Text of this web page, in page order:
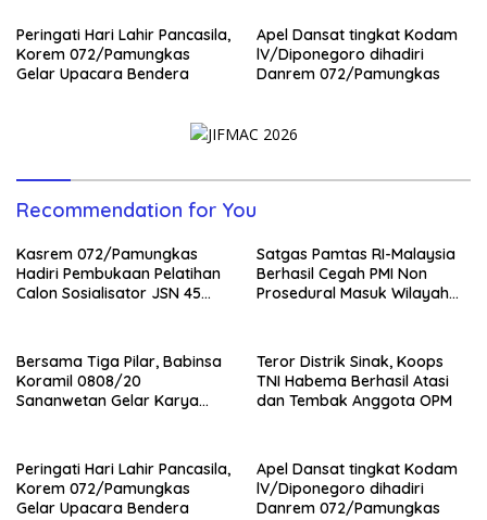
Peringati Hari Lahir Pancasila,
Korem 072/Pamungkas
Gelar Upacara Bendera
Apel Dansat tingkat Kodam
lV/Diponegoro dihadiri
Danrem 072/Pamungkas
Recommendation for You
Kasrem 072/Pamungkas
Hadiri Pembukaan Pelatihan
Calon Sosialisator JSN 45
Satgas Pamtas RI-Malaysia
Berhasil Cegah PMI Non
Prosedural Masuk Wilayah
Bersama Tiga Pilar, Babinsa
Koramil 0808/20
Sananwetan Gelar Karya
Teror Distrik Sinak, Koops
TNI Habema Berhasil Atasi
dan Tembak Anggota OPM
Peringati Hari Lahir Pancasila,
Korem 072/Pamungkas
Gelar Upacara Bendera
Apel Dansat tingkat Kodam
lV/Diponegoro dihadiri
Danrem 072/Pamungkas